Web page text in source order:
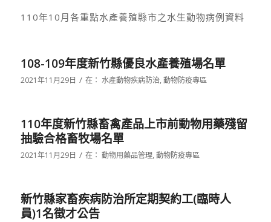
110年10月各重點水產養殖縣市之水生動物病例資料
108-109年度新竹縣優良水產養殖場名單
2021年11月29日 / 在： 水產動物疾病防治, 動物防疫專區
110年度新竹縣畜禽產品上市前動物用藥殘留
抽驗合格畜牧場名單
2021年11月29日 / 在： 動物用藥品管理, 動物防疫專區
新竹縣家畜疾病防治所定期契約工(臨時人
員)1名徵才公告